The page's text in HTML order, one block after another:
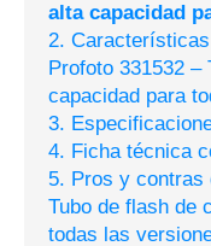
alta capacidad
2.
Profoto 331532
capacidad para
3.
4. Ficha técnica
5. Pros y contras
Tubo de flash de
todas las